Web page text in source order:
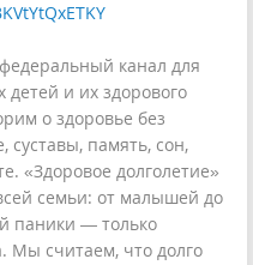
канал для
и их здорового
о здоровье без
суставы, память, сон,
«Здоровое долголетие»
семьи: от малышей до
паники — только
Мы считаем, что долго